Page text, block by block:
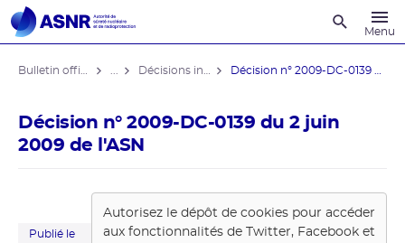
Menu
Décision n° 2009-DC-0139 du 2 juin
2009 de l'ASN
Publié le
Autorisez le dépôt de cookies pour accéder
aux fonctionnalités de Twitter, Facebook et